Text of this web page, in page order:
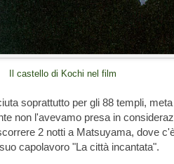
Il castello di Kochi nel film
soprattutto per gli 88 templi,
non l'avevamo presa in
2 notti a Matsuyama, dove
capolavoro "La città incantata".